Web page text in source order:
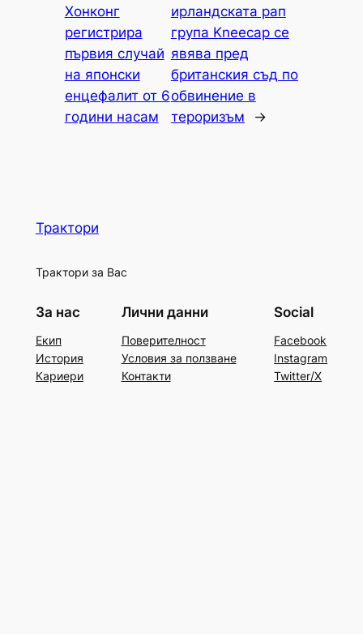
Хонконг
регистрира
първия случай
на японски
енцефалит от 6
години насам
ирландската рап
група Kneecap се
явява пред
британския съд по
обвинение в
тероризъм
→
Трактори
Трактори за Вас
За нас
Екип
История
Кариери
Лични данни
Поверителност
Условия за ползване
Контакти
Social
Facebook
Instagram
Twitter/X